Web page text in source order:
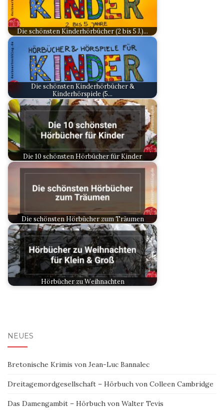
Die schönsten Kinderhörbücher (2 bis 5 J.)…
Die schönsten Kinderhörbücher &
Kinderhörspiele (5…
Die 10 schönsten Hörbücher für Kinder
Die schönsten Hörbücher zum Träumen
Hörbücher zu Weihnachten
NEUES
Bretonische Krimis von Jean-Luc Bannalec
Dreitagemordgesellschaft – Hörbuch von Colleen Cambridge
Das Damengambit – Hörbuch von Walter Tevis